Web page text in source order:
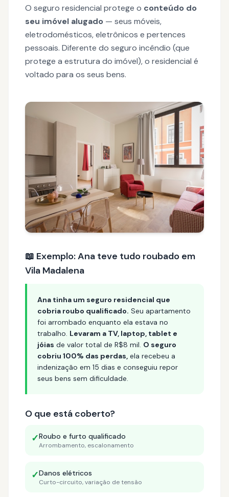
O seguro residencial protege o conteúdo do
seu imóvel alugado — seus móveis,
eletrodomésticos, eletrônicos e pertences
pessoais. Diferente do seguro incêndio (que
protege a estrutura do imóvel), o residencial é
voltado para os seus bens.
📖 Exemplo: Ana teve tudo roubado em
Vila Madalena
Ana tinha um seguro residencial que
cobria roubo qualificado. Seu apartamento
foi arrombado enquanto ela estava no
trabalho. Levaram a TV, laptop, tablet e
jóias de valor total de R$8 mil. O seguro
cobriu 100% das perdas, ela recebeu a
indenização em 15 dias e conseguiu repor
seus bens sem dificuldade.
O que está coberto?
✓Roubo e furto qualificado
Arrombamento, escalonamento
✓Danos elétricos
Curto-circuito, variação de tensão